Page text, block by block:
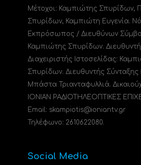
Μέτοχοι: Καμπιώτης Σπυρίδων,
Σπυρίδων, Καμπιώτη Ευγενία.
Εκπρόσωπος / Διευθύνων
Καμπιώτης Σπυρίδων.
Διαχειριστής Ιστοσελίδας:
Σπυρίδων. Διευθυντής Σύνταξης
Μπάστα Τριανταφυλλιά.
ΙΟΝΙΑΝ ΡΑΔΙΟΤΗΛΕΟΠΤΙΚΕΣ
Email: skampiotis@ioniantv.gr
Τηλέφωνο: 2610622080.
Social Media